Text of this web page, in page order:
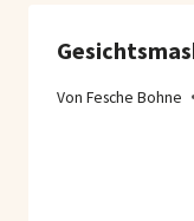
Von Fesche Bohne